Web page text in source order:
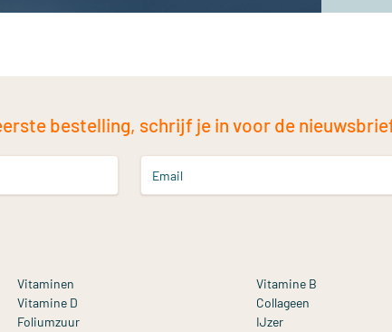
bestelling, schrijf je in voor de
Email
Vitaminen
Vitamine B
Vitamine D
Collageen
Foliumzuur
IJzer